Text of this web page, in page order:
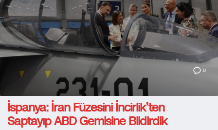
0
İspanya: İran Füzesini İncirlik’ten
Saptayıp ABD Gemisine Bildirdik